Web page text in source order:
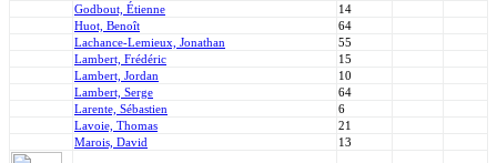
Godbout, Étienne
14
Huot, Benoît
64
Lachance-Lemieux, Jonathan
55
Lambert, Frédéric
15
Lambert, Jordan
10
Lambert, Serge
64
Larente, Sébastien
6
Lavoie, Thomas
21
Marois, David
13